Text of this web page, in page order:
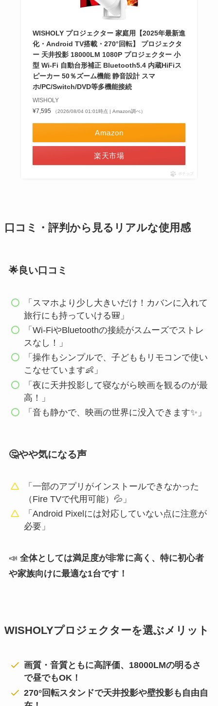
WISHOLY プロジェクター 家庭用【2025年最新進
化・Android TV搭載・270°回転】 プロジェクタ
ー 天井投影 18000LM 1080P プロジェクター 小
型 Wi-Fi 自動台形補正 Bluetooth5.4 内蔵HiFiス
ピーカー 50％ズーム機能 静音設計 スマ
ホ/PC/Switch/DVD等多機能接続
WISHOLY
¥7,595
（2026/08/04 01:01時点 | Amazon調べ）
Amazon
楽天市場
ポチップ
口コミ・評判から見るリアルな使用感
🌟良い口コミ
「スマホより少し大きいだけ！カバンに入れて
旅行にも持っていける🎒」
「Wi-FiやBluetoothの接続がスムーズでストレ
スなし！」
「操作もシンプルで、子どももリモコンで使い
こなせています👶」
「夜に天井投影して寝ながら映画を観るのが最
高！」
「音も静かで、映画の世界に没入できます✨」
🤔やや気になる声
「一部のアプリがインストールできなかった
（Fire TVで代用可能）💦」
「Android Pixelには対応していない点に注意が
必要」
📣 全体としては満足度が非常に高く、特に初心者
や家族向けに最適な1台です！
WISHOLYプロジェクターを選ぶメリット
画質・音質ともに高評価、18000LMの明るさ
で昼でもOK！
270°回転スタンドで天井投影や壁投影も自由自